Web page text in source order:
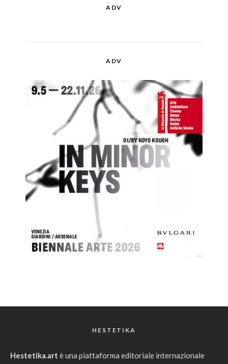
ADV
ADV
HESTETIKA
Hestetika.art è una piattaforma editoriale internazionale